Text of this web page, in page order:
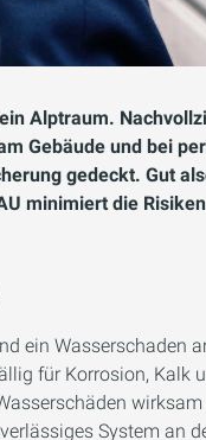
Alptraum.
Gebäude und bei
gedeckt. Gut
minimiert die
ein Wasserschaden
für Korrosion, Kalk
System an